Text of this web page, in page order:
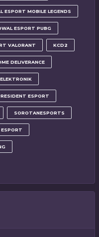
ESPORT MOBILE LEGENDS
ESPORT PUBG
VALORANT KCD2
DELIVERANCE
ESPORT
SOROTANESPORTS